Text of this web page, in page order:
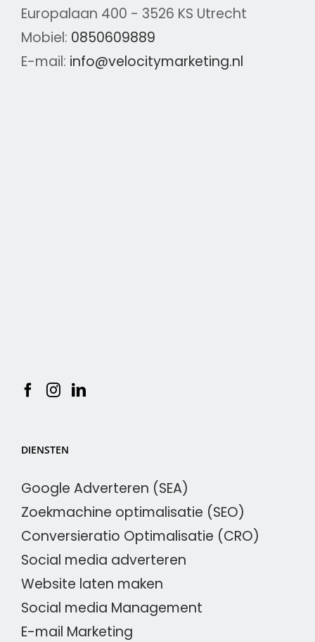
Europalaan 400 - 3526 KS Utrecht
Mobiel: 0850609889
E-mail: info@velocitymarketing.nl
DIENSTEN
Google Adverteren (SEA)
Zoekmachine optimalisatie (SEO)
Conversieratio Optimalisatie (CRO)
Social media adverteren
Website laten maken
Social media Management
E-mail Marketing